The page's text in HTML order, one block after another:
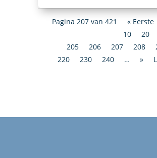
Pagina 207 van 421 « Eerste
10
20
205
206 207 208
220
230 240 … »